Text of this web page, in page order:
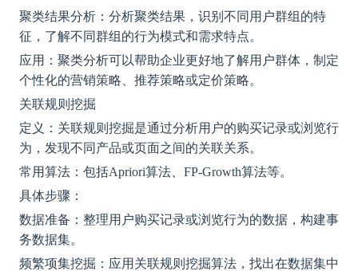
聚类结果分析：分析聚类结果，识别不同用户群组的特
征，了解不同群组的行为模式和需求特点。
应用：聚类分析可以帮助企业更好地了解用户群体，制定
个性化的营销策略、推荐策略或定价策略。
关联规则挖掘
定义：关联规则挖掘是通过分析用户的购买记录或浏览行
为，发现不同产品或页面之间的关联关系。
常用算法：包括Apriori算法、FP-Growth算法等。
具体步骤：
数据准备：整理用户购买记录或浏览行为的数据，构建事
务数据集。
频繁项集挖掘：应用关联规则挖掘算法，找出在数据集中